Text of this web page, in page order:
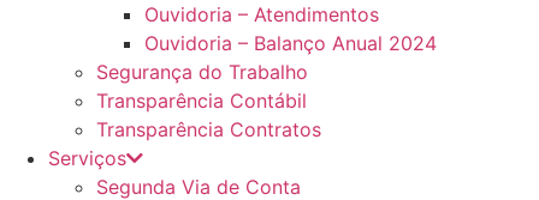
Ouvidoria – Atendimentos
Ouvidoria – Balanço Anual 2024
Segurança do Trabalho
Transparência Contábil
Transparência Contratos
Serviços
Segunda Via de Conta